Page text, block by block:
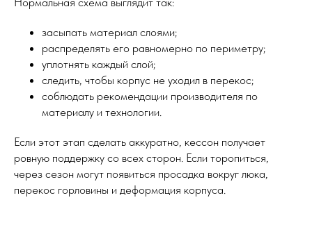
засыпать материал слоями;
распределять его равномерно по периметру;
уплотнять каждый слой;
следить, чтобы корпус не уходил в перекос;
соблюдать рекомендации производителя по
материалу и технологии.
Если этот этап сделать аккуратно, кессон получает
ровную поддержку со всех сторон. Если торопиться,
через сезон могут появиться просадка вокруг люка,
перекос горловины и деформация корпуса.